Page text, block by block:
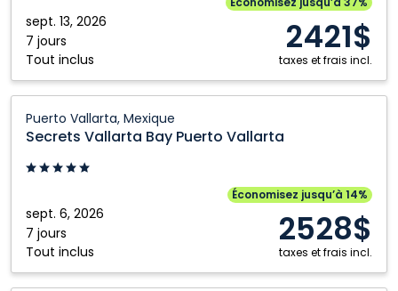
sept. 13, 2026
7 jours
Tout inclus
2421$
taxes et frais incl.
Jamaïque
Puerto Vallarta, Mexique
Secrets Vallarta Bay Puerto Vallarta
sept. 6, 2026
7 jours
Tout inclus
Économisez jusqu’à 14%
2528$
taxes et frais incl.
Vallarta
Bay
Puerto
Puerto
Vallarta,
Mexique